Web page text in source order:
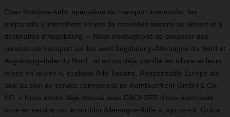
Chez Kombiverkehr, spécialiste du transport intermodal, les
préparatifs s’intensifient en vue de nouvelles liaisons au départ et à
destination d'Augsbourg. « Nous envisageons de proposer des
services de transport sur les axes Augsbourg–Allemagne du Nord et
Augsbourg–Italie du Nord , et avons déjà planifié les sillons et leurs
mises en œuvre », explique Arbi Tonians, Responsable Europe du
Sud au sein du service commercial de Kombiverkehr GmbH & Co.
KG. « Nous avons déjà discuté avec DACHSER d’une éventuelle
mise en service sur le corridor Allemagne-Italie », ajoute-t-il. Grâce